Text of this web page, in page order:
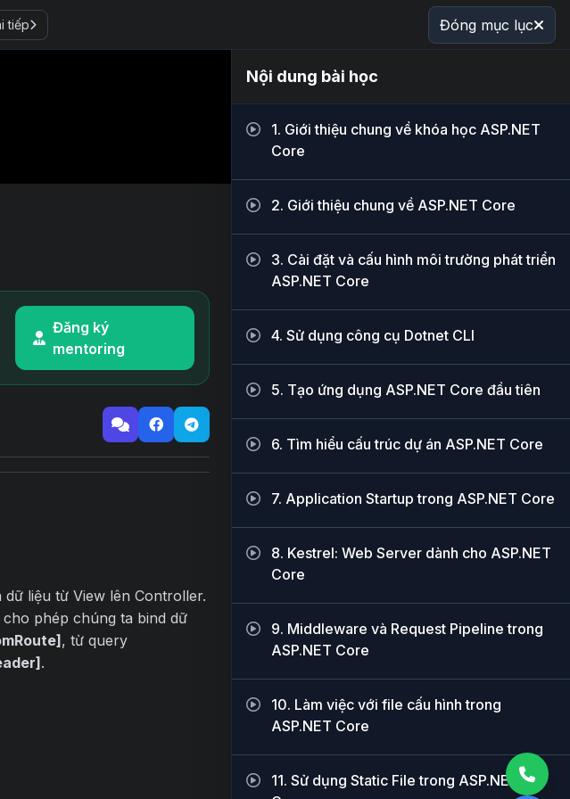
tiếp Đóng mục lục
Đăng ký
mentoring
liệu từ View lên Controller.
phép chúng ta bind dữ
, từ query
.
Nội dung bài học
1. Giới thiệu chung về khóa học ASP.NET
Core
2. Giới thiệu chung về ASP.NET Core
3. Cài đặt và cấu hình môi trường phát triển
ASP.NET Core
4. Sử dụng công cụ Dotnet CLI
5. Tạo ứng dụng ASP.NET Core đầu tiên
6. Tìm hiểu cấu trúc dự án ASP.NET Core
7. Application Startup trong ASP.NET Core
8. Kestrel: Web Server dành cho ASP.NET
Core
9. Middleware và Request Pipeline trong
ASP.NET Core
10. Làm việc với file cấu hình trong
ASP.NET Core
11. Sử dụng Static File trong ASP.NET